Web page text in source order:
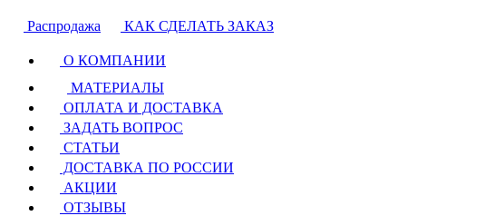
Распродажа КАК СДЕЛАТЬ ЗАКАЗ
О КОМПАНИИ
МАТЕРИАЛЫ
ОПЛАТА И ДОСТАВКА
ЗАДАТЬ ВОПРОС
СТАТЬИ
ДОСТАВКА ПО РОССИИ
АКЦИИ
ОТЗЫВЫ